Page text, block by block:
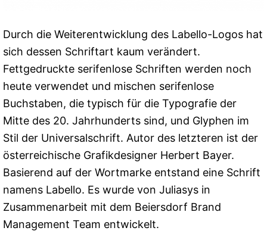
Durch die Weiterentwicklung des Labello-Logos hat
sich dessen Schriftart kaum verändert.
Fettgedruckte serifenlose Schriften werden noch
heute verwendet und mischen serifenlose
Buchstaben, die typisch für die Typografie der
Mitte des 20. Jahrhunderts sind, und Glyphen im
Stil der Universalschrift. Autor des letzteren ist der
österreichische Grafikdesigner Herbert Bayer.
Basierend auf der Wortmarke entstand eine Schrift
namens Labello. Es wurde von Juliasys in
Zusammenarbeit mit dem Beiersdorf Brand
Management Team entwickelt.